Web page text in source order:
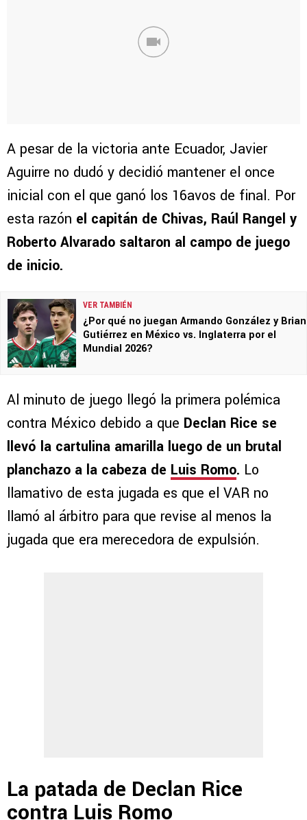
A pesar de la victoria ante Ecuador, Javier
Aguirre no dudó y decidió mantener el once
inicial con el que ganó los 16avos de final. Por
esta razón el capitán de Chivas, Raúl Rangel y
Roberto Alvarado saltaron al campo de juego
de inicio.
VER TAMBIÉN
¿Por qué no juegan Armando González y Brian
Gutiérrez en México vs. Inglaterra por el
Mundial 2026?
Al minuto de juego llegó la primera polémica
contra México debido a que Declan Rice se
llevó la cartulina amarilla luego de un brutal
planchazo a la cabeza de Luis Romo. Lo
llamativo de esta jugada es que el VAR no
llamó al árbitro para que revise al menos la
jugada que era merecedora de expulsión.
La patada de Declan Rice
contra Luis Romo